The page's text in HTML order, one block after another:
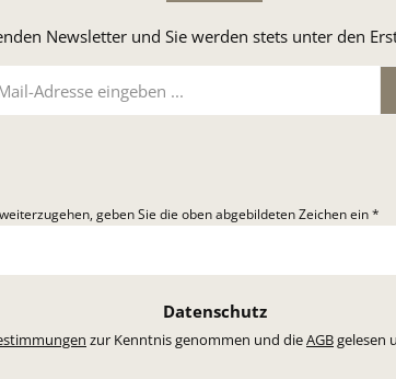
Newsletter und Sie werden stets unter den
geben Sie die oben abgebildeten Zeichen ein*
Datenschutz
zur Kenntnis genommen und dieAGBgelesen